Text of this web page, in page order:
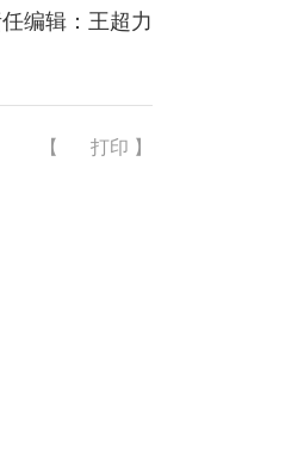
编辑：王超力
【 打印 】